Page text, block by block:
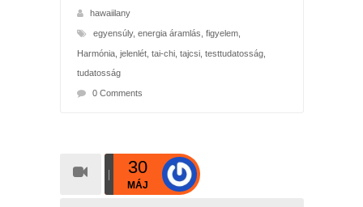
hawaiilany
egyensúly, energia áramlás figyelem,
Harmónia, jelenlét, tai-chi, tajcsi, testtudatosság,
tudatosság
0 Comments
30
MÁJ